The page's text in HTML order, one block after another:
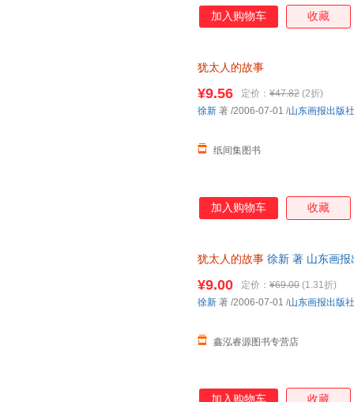
加入购物车 收藏
犹太人的故事
¥9.56 定价： ¥47.82 (2折)
纸间集图书
徐新 著 /2006-07-01 /山东画报出版社
加入购物车 收藏
犹太人的故事 徐新 著 山东画
¥9.00 定价： ¥69.00 (1.31折)
鑫泓睿源图书专营店
徐新 著 /2006-07-01 /山东画报出版社
加入购物车 收藏